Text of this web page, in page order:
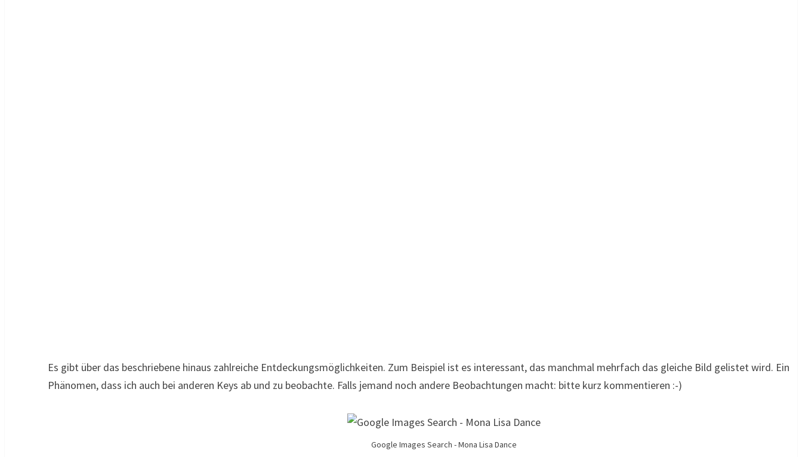
Es gibt über das beschriebene hinaus zahlreiche Entdeckungsmöglichkeiten. Zum Beispiel ist es interessant, das manchmal mehrfach das gleiche Bild gelistet wird. Ein
Phänomen, dass ich auch bei anderen Keys ab und zu beobachte. Falls jemand noch andere Beobachtungen macht: bitte kurz kommentieren :-)
Google Images Search - Mona Lisa Dance